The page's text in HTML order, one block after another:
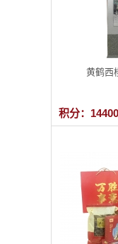
黄鹤西
积分：14400